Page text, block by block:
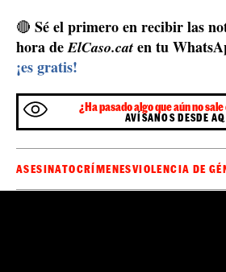
🔴 Sé el primero en recibir las
hora deElCaso.cat en tu
¡es gratis!
¿Ha pasado algo que aún no sale
AVÍSANOS DESDE
ASESINATOCRÍMENESVIOLENCIA DE